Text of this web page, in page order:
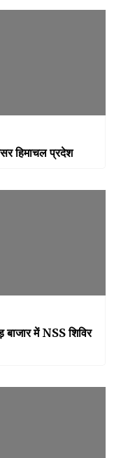
हिमाचल प्रदेश
बाजार में NSS शिविर